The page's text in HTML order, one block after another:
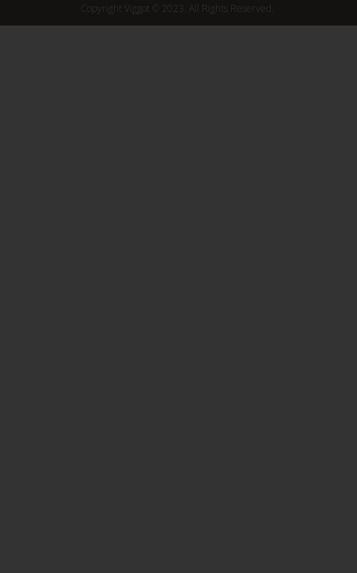
Copyright Viggot © 2023. All Rights Reserved.